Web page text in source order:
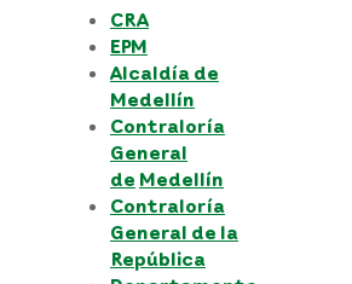
CRA
EPM
Alcaldía de
Medellín
Contraloría
General
de Medellín
Contraloría
General de la
República